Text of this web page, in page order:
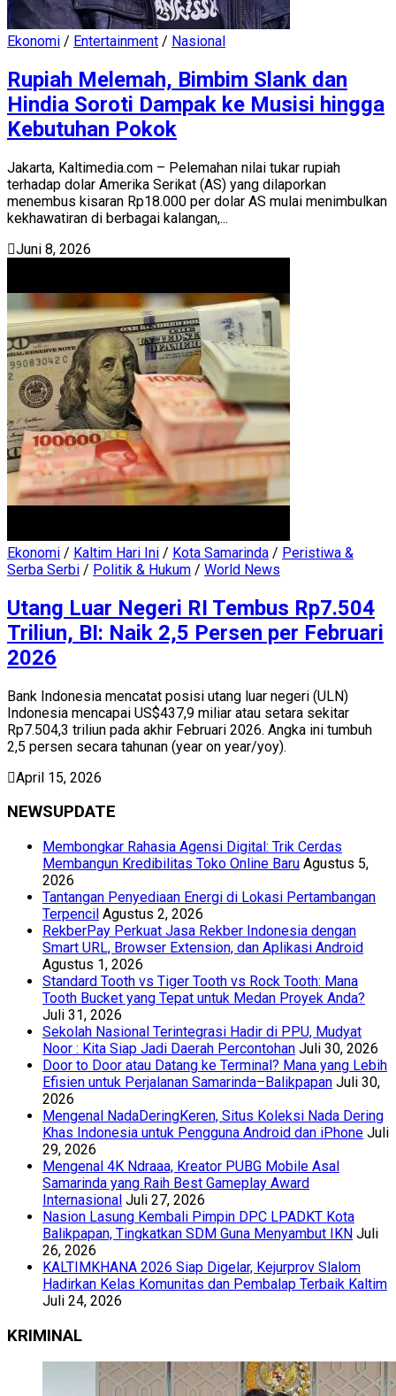
Ekonomi / Entertainment / Nasional
Rupiah Melemah, Bimbim Slank dan
Hindia Soroti Dampak ke Musisi hingga
Kebutuhan Pokok
Jakarta, Kaltimedia.com – Pelemahan nilai tukar rupiah
terhadap dolar Amerika Serikat (AS) yang dilaporkan
menembus kisaran Rp18.000 per dolar AS mulai menimbulkan
kekhawatiran di berbagai kalangan,...
Juni 8, 2026
Ekonomi / Kaltim Hari Ini / Kota Samarinda / Peristiwa &
Serba Serbi / Politik & Hukum / World News
Utang Luar Negeri RI Tembus Rp7.504
Triliun, BI: Naik 2,5 Persen per Februari
2026
Bank Indonesia mencatat posisi utang luar negeri (ULN)
Indonesia mencapai US$437,9 miliar atau setara sekitar
Rp7.504,3 triliun pada akhir Februari 2026. Angka ini tumbuh
2,5 persen secara tahunan (year on year/yoy).
April 15, 2026
NEWSUPDATE
Membongkar Rahasia Agensi Digital: Trik Cerdas
Membangun Kredibilitas Toko Online Baru Agustus 5,
2026
Tantangan Penyediaan Energi di Lokasi Pertambangan
Terpencil Agustus 2, 2026
RekberPay Perkuat Jasa Rekber Indonesia dengan
Smart URL, Browser Extension, dan Aplikasi Android
Agustus 1, 2026
Standard Tooth vs Tiger Tooth vs Rock Tooth: Mana
Tooth Bucket yang Tepat untuk Medan Proyek Anda?
Juli 31, 2026
Sekolah Nasional Terintegrasi Hadir di PPU, Mudyat
Noor : Kita Siap Jadi Daerah Percontohan Juli 30, 2026
Door to Door atau Datang ke Terminal? Mana yang Lebih
Efisien untuk Perjalanan Samarinda–Balikpapan Juli 30,
2026
Mengenal NadaDeringKeren, Situs Koleksi Nada Dering
Khas Indonesia untuk Pengguna Android dan iPhone Juli
29, 2026
Mengenal 4K Ndraaa, Kreator PUBG Mobile Asal
Samarinda yang Raih Best Gameplay Award
Internasional Juli 27, 2026
Nasion Lasung Kembali Pimpin DPC LPADKT Kota
Balikpapan, Tingkatkan SDM Guna Menyambut IKN Juli
26, 2026
KALTIMKHANA 2026 Siap Digelar, Kejurprov Slalom
Hadirkan Kelas Komunitas dan Pembalap Terbaik Kaltim
Juli 24, 2026
KRIMINAL